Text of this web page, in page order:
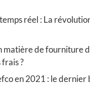
réel : La
matière de fourniture
?
en 2021 : le